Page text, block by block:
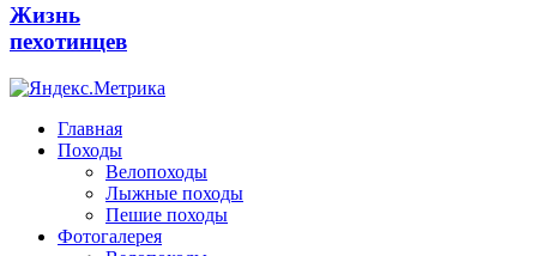
Жизнь
пехотинцев
Главная
Походы
Велопоходы
Лыжные походы
Пешие походы
Фотогалерея